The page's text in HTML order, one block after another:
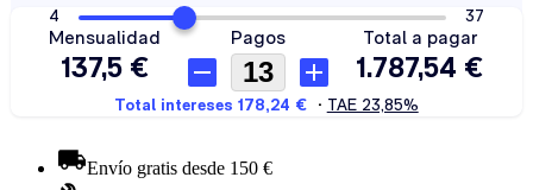
Envío gratis desde 150 €